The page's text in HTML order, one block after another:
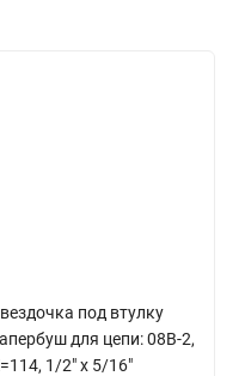
под втулку
для цепи: 08B-2,
1/2" x 5/16"